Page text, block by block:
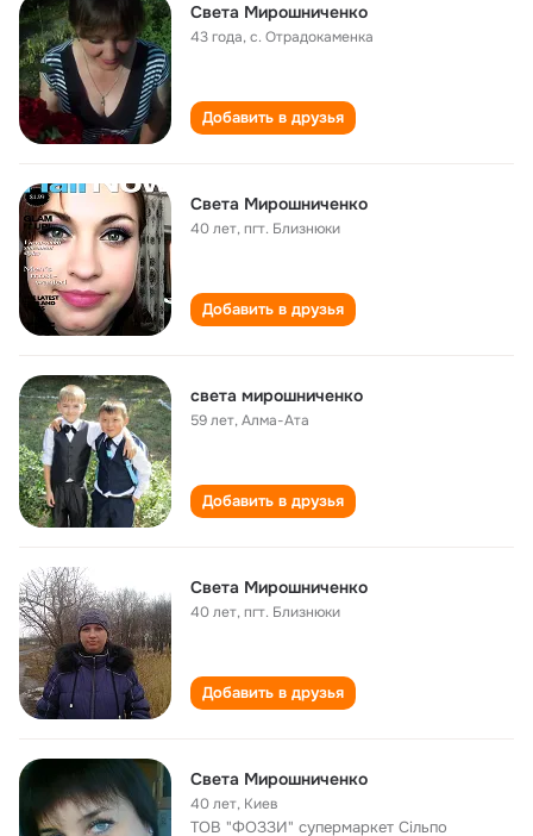
Света Мирошниченко
43 года,с. Отрадокаменка
Добавить в друзья
Света Мирошниченко
40 лет,пгт. Близнюки
Добавить в друзья
света мирошниченко
59 лет,Алма-Ата
Добавить в друзья
Света Мирошниченко
40 лет,пгт. Близнюки
Добавить в друзья
Света Мирошниченко
40 лет, Киев
ТОВ "ФОЗЗИ" супермаркет Сільпо